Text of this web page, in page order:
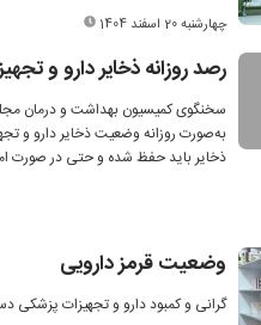
چهارشنبه 20 اسفند 1404
رصد روزانه ذخایر دارو و
سخنگوی کمیسیون بهداشت و درمان
به‌صورت روزانه وضعیت ذخایر دارو و
ذخایر باید حفظ شده و حتی در صورت
وضعیت قرمز دارویی
گرانی و کمبود دارو و تجهیزات پزشکی